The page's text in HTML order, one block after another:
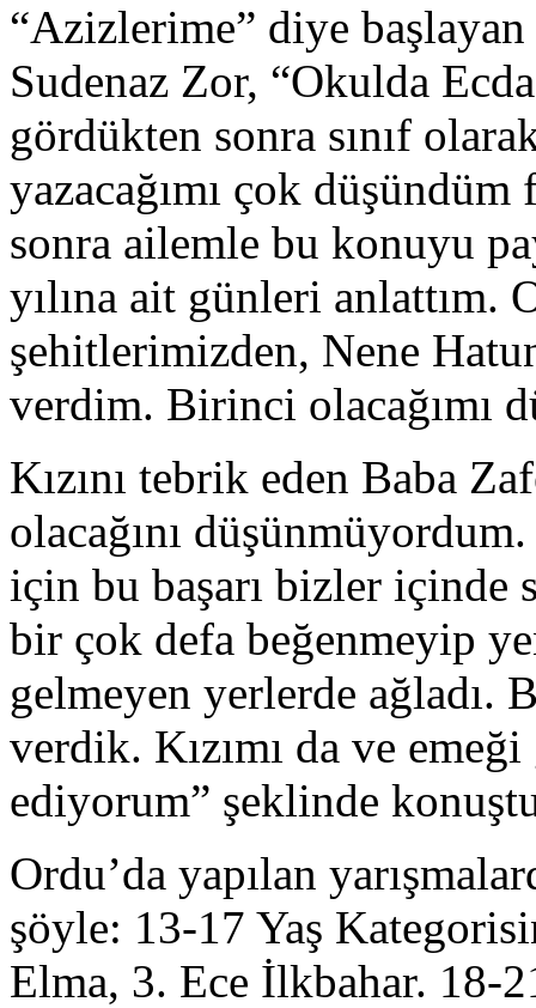
“Azizlerime” diye
Sudenaz Zor, “Okulda
gördükten sonra sınıf
yazacağımı çok
sonra ailemle bu konuyu
yılına ait günleri anlattım.
şehitlerimizden, Nene
verdim. Birinci olacağımı
Kızını tebrik eden Baba
olacağını
için bu başarı bizler
bir çok defa beğenmeyip
gelmeyen yerlerde
verdik. Kızımı da ve
ediyorum” şeklinde
Ordu’da yapılan
şöyle: 13-17 Yaş
Elma, 3. Ece İlkbahar. 18-